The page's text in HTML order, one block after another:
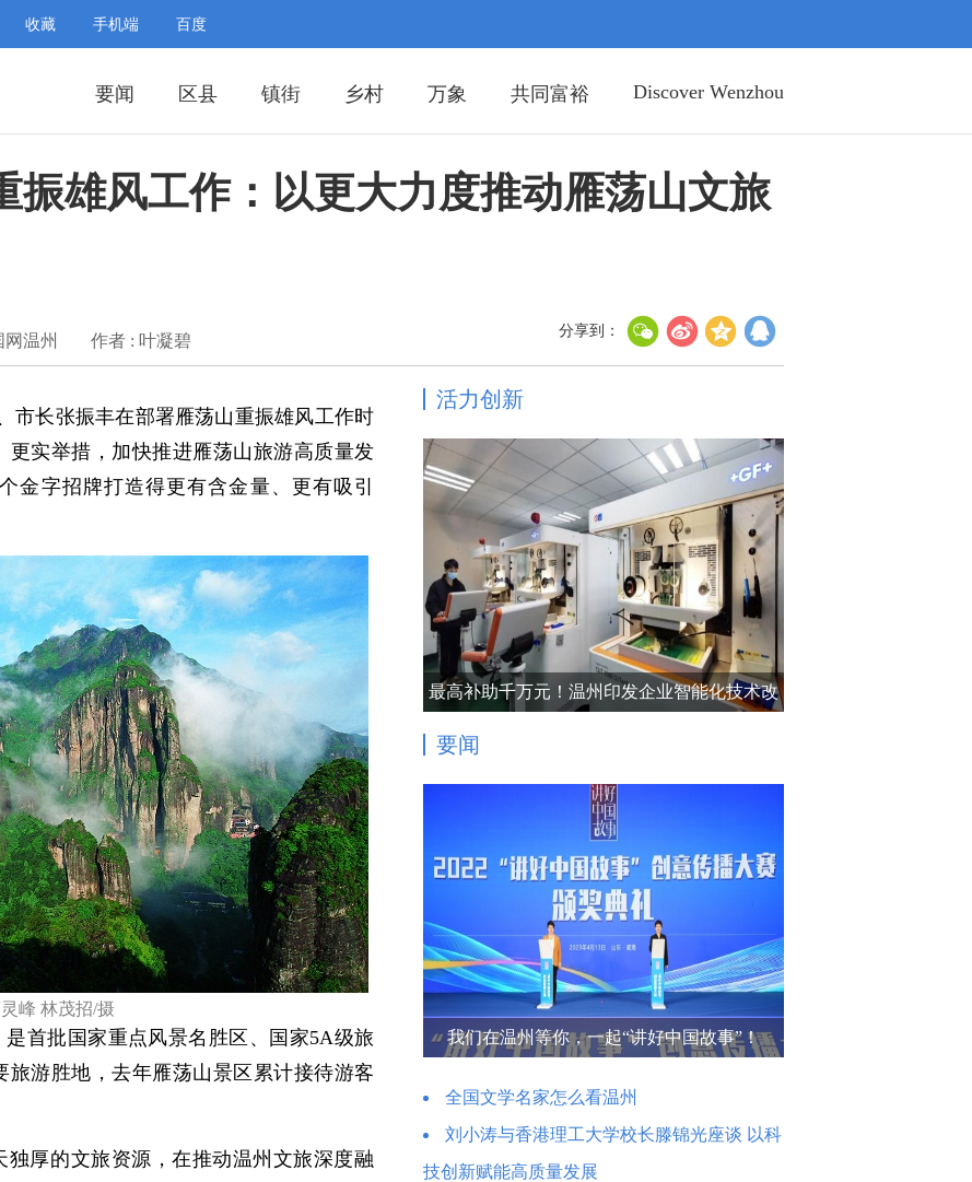
收藏 手机端 百度
Discover Wenzhou
共同富裕
万象
乡村
镇街
区县
要闻
振雄风工作：以更大力度推动雁荡山文旅
网温州 作者 : 叶凝碧
分享到：
市长张振丰在部署雁荡山重振雄风工作时
实举措，加快推进雁荡山旅游高质量发
金字招牌打造得更有含金量、更有吸引
峰 林茂招/摄
首批国家重点风景名胜区、国家5A级旅
游胜地，去年雁荡山景区累计接待游客
厚的文旅资源，在推动温州文旅深度融
活力创新
最高补助千万元！温州印发企业智能化技术改
要闻
我们在温州等你，一起“讲好中国故事”！
全国文学名家怎么看温州
刘小涛与香港理工大学校长滕锦光座谈 以科
技创新赋能高质量发展